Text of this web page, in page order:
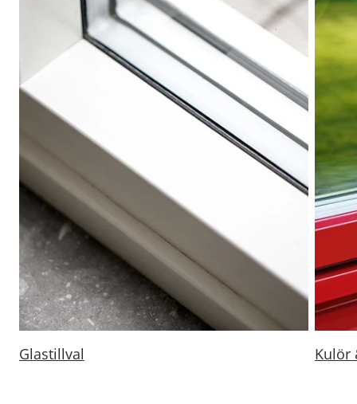
Glastillval Kulör